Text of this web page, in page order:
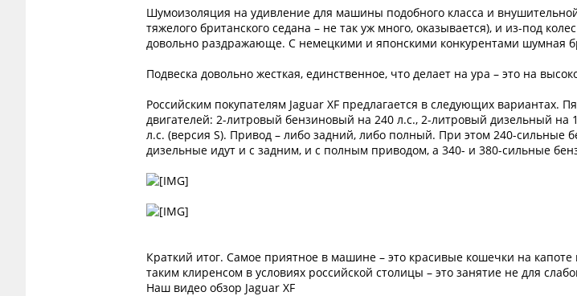
Шумоизоляция на удивление для машины подобного класса и
тяжелого британского седана – не так уж много, оказывается), и из-под
довольно раздражающе. С немецкими и японскими конкурентами шумная
Подвеска довольно жесткая, единственное, что делает на ура – это на
Российским покупателям Jaguar XF предлагается в следующих вариантах.
двигателей: 2-литровый бензиновый на 240 л.с., 2-литровый дизельный
л.с. (версия S). Привод – либо задний, либо полный. При этом 240-
дизельные идут и с задним, и с полным приводом, а 340- и 380-сильные
Краткий итог. Самое приятное в машине – это красивые кошечки на
таким клиренсом в условиях российской столицы – это занятие не для
Наш видео обзор Jaguar XF